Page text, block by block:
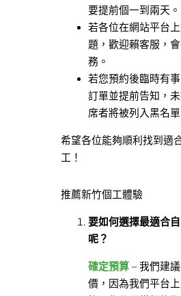
要提前個一到兩天。
若各位在網站平台
題，歡迎賴客服，
務。
若您預約後臨時有
訂單並提前告知，
席者將被列入黑名單
希望各位能夠順利找到適
工！
推薦新竹個工體驗
要如何選擇最適合
呢？
確定預算– 我們建
價，因為我們平台